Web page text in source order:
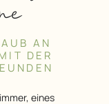
AN
DER